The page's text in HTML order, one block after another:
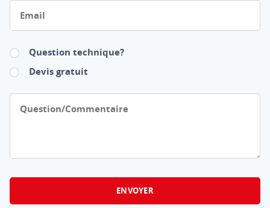
Question technique?
Devis gratuit